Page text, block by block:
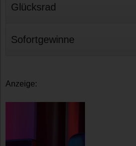
Glücksrad
Sofortgewinne
Anzeige: